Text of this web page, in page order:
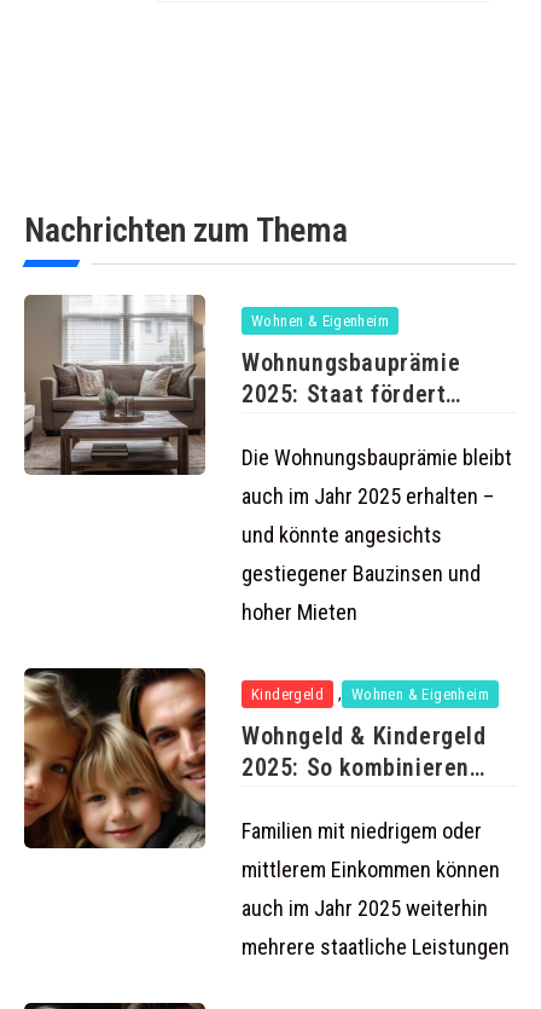
Nachrichten zum Thema
Wohnen & Eigenheim
Wohnungsbauprämie
2025: Staat fördert
bis
Die Wohnungsbauprämie bleibt
auch im Jahr 2025 erhalten –
und könnte angesichts
gestiegener Bauzinsen und
hoher Mieten
Kindergeld , Wohnen & Eigenheim
Wohngeld & Kindergeld
2025: So kombinieren
Familien mit niedrigem oder
mittlerem Einkommen können
auch im Jahr 2025 weiterhin
mehrere staatliche Leistungen